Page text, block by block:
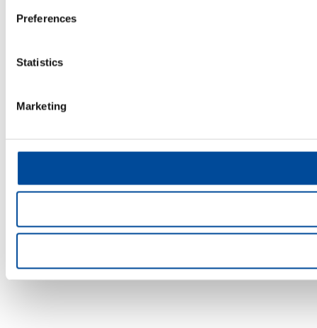
Preferences
Statistics
Marketing